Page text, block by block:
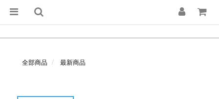
全部商品 最新商品